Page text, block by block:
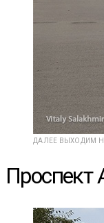
ДАЛЕЕ ВЫХОДИМ
Проспект